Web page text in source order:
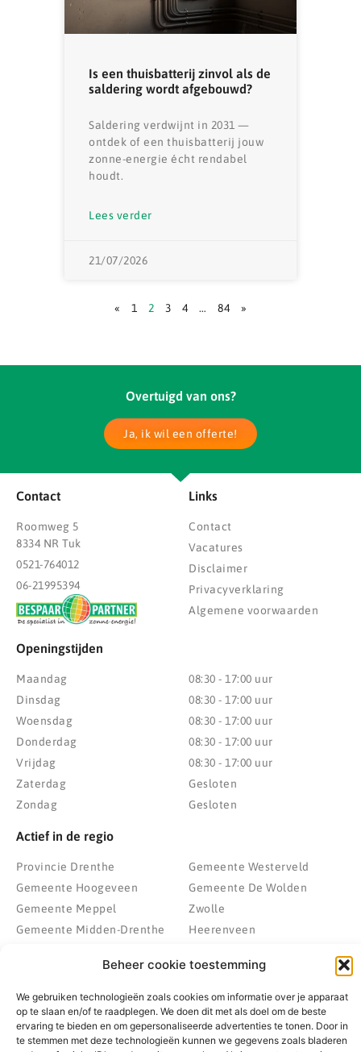
Beheer cookie toestemming
We gebruiken technologieën zoals cookies om informatie over je apparaat
op te slaan en/of te raadplegen. We doen dit met als doel om de beste
ervaring te bieden en om gepersonaliseerde advertenties te tonen. Door in
te stemmen met deze technologieën kunnen we gegevens zoals bladeren
Is een thuisbatterij zinvol als de
saldering wordt afgebouwd?
Saldering verdwijnt in 2031 —
ontdek of een thuisbatterij jouw
zonne-energie écht rendabel
houdt.
Lees verder
21/07/2026
« 1 2 3 4 … 84 »
Overtuigd van ons?
Ja, ik wil een offerte!
Contact
Roomweg 5
8334 NR Tuk
0521-764012
06-21995394
Links
Contact
Vacatures
Disclaimer
Privacyverklaring
Algemene voorwaarden
Openingstijden
Maandag
Dinsdag
Woensdag
Donderdag
Vrijdag
Zaterdag
Zondag
08:30 - 17:00 uur
08:30 - 17:00 uur
08:30 - 17:00 uur
08:30 - 17:00 uur
08:30 - 17:00 uur
Gesloten
Gesloten
Actief in de regio
Provincie Drenthe
Gemeente Hoogeveen
Gemeente Meppel
Gemeente Midden-Drenthe
Gemeente Noordoostpolder
Gemeente Steenwijkerland
Gemeente Weststellingwerf
Gemeente Westerveld
Gemeente De Wolden
Zwolle
Heerenveen
Emmeloord
Wolvega